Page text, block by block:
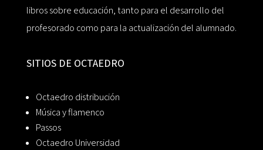
libros sobre educación, tanto para el desarrollo del
profesorado como para la actualización del alumnado.
SITIOS DE OCTAEDRO
Octaedro distribución
Música y flamenco
Passos
Octaedro Universidad